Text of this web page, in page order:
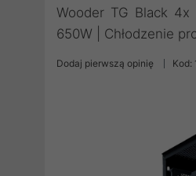
Wooder TG Black
650W | Chłodzenie
Dodaj pierwszą opinię Kod: